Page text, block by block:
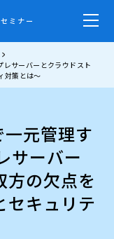
ミナー
レサーバーとクラウドスト
対策とは～
元管理す
サーバー
方の欠点を
セキュリテ